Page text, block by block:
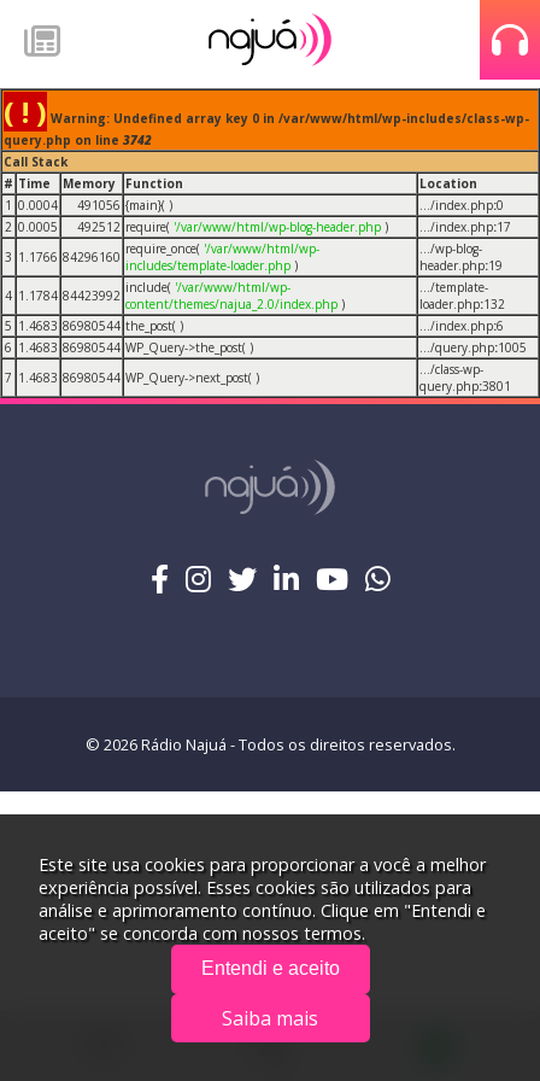
( ! ) Warning: Undefined array key 0 in /var/www/html/wp-includes/class-wp-
query.php on line 3742
Call Stack
# Time Memory Function
Location
1 0.0004 491056 {main}( ) .../index.php:0
2 0.0005 492512 require( '/var/www/html/wp-blog-header.php ) .../index.php:17
3 1.1766 84296160 require_once( '/var/www/html/wp-
includes/template-loader.php )
.../wp-blog-
header.php:19
4 1.1784 84423992 include( '/var/www/html/wp-
content/themes/najua_2.0/index.php )
.../template-
loader.php:132
5 1.4683 86980544 the_post( ) .../index.php:6
6 1.4683 86980544 WP_Query->the_post( ) .../query.php:1005
7 1.4683 86980544 WP_Query->next_post( )
.../class-wp-
query.php:3801
© 2026 Rádio Najuá - Todos os direitos reservados.
Este site usa cookies para proporcionar a você a melhor
experiência possível. Esses cookies são utilizados para
análise e aprimoramento contínuo. Clique em "Entendi e
aceito" se concorda com nossos termos.
Entendi e aceito
Saiba mais